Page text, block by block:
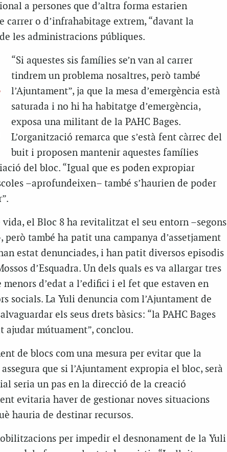
a persones que d’altra forma estarien
carrer o d’infrahabitage extrem, “davant la
les administracions públiques.
“Si aquestes sis famílies se’n van al carrer
tindrem un problema nosaltres, però també
l’Ajuntament”, ja que la mesa d’emergència està
saturada i no hi ha habitatge d’emergència,
exposa una militant de la PAHC Bages.
L’organització remarca que s’està fent càrrec del
buit i proposen mantenir aquestes famílies
del bloc. “Igual que es poden expropiar
–aprofundeixen– també s’haurien de poder
vida, el Bloc 8 ha revitalitzat el seu entorn –segons
també ha patit una campanya d’assetjament
estat denunciades, i han patit diversos episodis
d’Esquadra. Un dels quals es va allargar tres
d’edat a l’edifici i el fet que estaven en
socials. La Yuli denuncia com l’Ajuntament de
els seus drets bàsics: “la PAHC Bages
ajudar mútuament”, conclou.
de blocs com una mesura per evitar que la
que si l’Ajuntament expropia el bloc, serà
seria un pas en la direcció de la creació
evitaria haver de gestionar noves situacions
hauria de destinar recursos.
per impedir el desnonament de la Yuli